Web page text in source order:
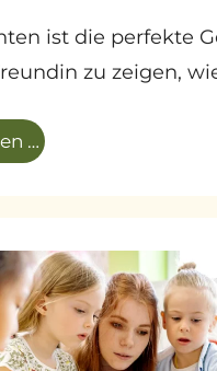
ist die perfekte
zu zeigen,
…